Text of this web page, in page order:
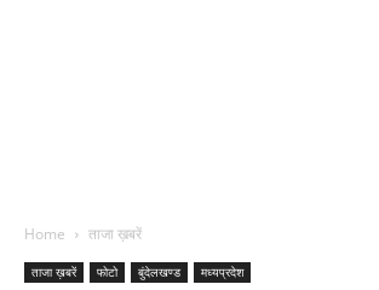
Home ताजा ख़बरें
ताजा ख़बरें फोटो बुंदेलखण्ड मध्यप्रदेश